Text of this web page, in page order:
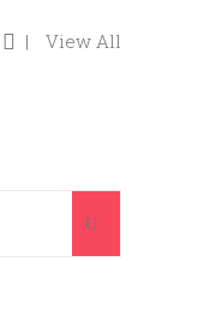
View All